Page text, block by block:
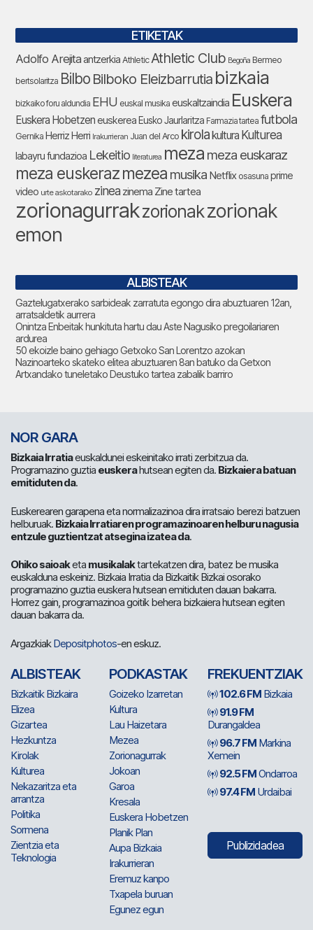
ETIKETAK
Adolfo Arejitaantzerkia Athletic Athletic Club Begoña Bermeo
bertsolaritza Bilbo Bilboko Eleizbarrutia bizkaia
bizkaiko foru aldundia EHU euskal musika euskaltzaindia Euskera
Euskera Hobetzeneuskerea Eusko Jaurlaritza Farmazia tartea futbola
Gernika Herriz Herri Irakurrieran Juan del Arco kirolakultura Kulturea
labayru fundazioa Lekeitio literaturea meza meza euskaraz
meza euskerazmezea musika Netflix osasuna prime
video urte askotarako zinea zinema Zine tartea
zorionagurrakzorionakzorionak
emon
ALBISTEAK
Gaztelugatxerako sarbideak zarratuta egongo dira abuztuaren 12an,
arratsaldetik aurrera
Onintza Enbeitak hunkituta hartu dau Aste Nagusiko pregoilariaren
ardurea
50 ekoizle baino gehiago Getxoko San Lorentzo azokan
Nazinoarteko skateko elitea abuztuaren 8an batuko da Getxon
Artxandako tuneletako Deustuko tartea zabalik barriro
NOR GARA
Bizkaia Irratiaeuskaldunei eskeinitako irrati zerbitzua da.
Programazino guztia euskerahutsean egiten da. Bizkaiera batuan
emitiduten da.
Euskerearen garapena eta normalizazinoa dira irratsaio berezi batzuen
helburuak. Bizkaia Irratiaren programazinoaren helburu nagusia
entzule guztientzat atsegina izatea da.
Ohiko saioaketa musikalaktartekatzen dira, batez be musika
euskalduna eskeiniz. Bizkaia Irratia da Bizkaitik Bizkai osorako
programazino guztia euskera hutsean emitiduten dauan bakarra.
Horrez gain, programazinoa goitik behera bizkaiera hutsean egiten
dauan bakarra da.
ArgazkiakDepositphotos-en eskuz.
ALBISTEAK
Bizkaitik Bizkaira
Elizea
Gizartea
Hezkuntza
Kirolak
Kulturea
Nekazaritza eta
arrantza
Politika
Sormena
Zientzia eta
Teknologia
PODKASTAK
Goizeko Izarretan
Kultura
Lau Haizetara
Mezea
Zorionagurrak
Jokoan
Garoa
Kresala
Euskera Hobetzen
Planik Plan
Aupa Bizkaia
Irakurrieran
Eremuz kanpo
Txapela buruan
Egunez egun
FREKUENTZIAK
102.6 FM Bizkaia
91.9 FM
Durangaldea
96.7 FM Markina
Xemein
92.5 FMOndarroa
97.4 FM Urdaibai
Publizidadea